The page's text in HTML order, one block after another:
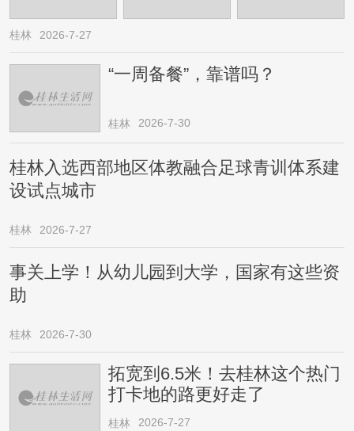
桂林 2026-7-27
“一周备餐”，靠谱吗？
桂林 2026-7-30
桂林入选西部地区体教融合足球青训体系建
设试点城市
桂林 2026-7-27
事关上学！从幼儿园到大学，国家有这些资
助
桂林 2026-7-30
拓宽到6.5米！去桂林这个热门
打卡地的路更好走了
桂林 2026-7-27